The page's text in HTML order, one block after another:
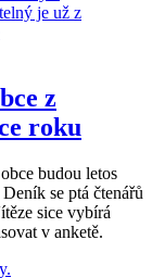
z
roku
budou letos
se ptá čtenářů
sice vybírá
v anketě.